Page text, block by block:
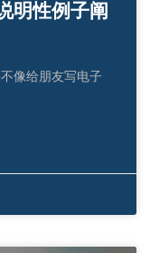
明性例子阐
像给朋友写电子